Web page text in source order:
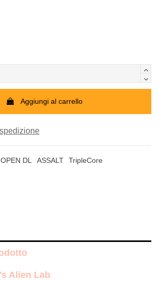
Aggiungi al carrello
OPEN DL ASSALT
TripleCore
Alien Lab